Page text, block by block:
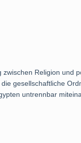
Religion und
gesellschaftliche
untrennbar